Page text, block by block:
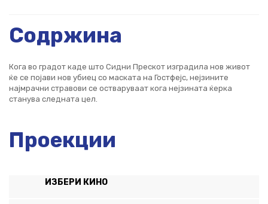
Содржина
Кога во градот каде што Сидни Прескот изградила нов живот
ќе се појави нов убиец со маската на Гостфејс, нејзините
најмрачни стравови се остваруваат кога нејзината ќерка
станува следната цел.
Проекции
ИЗБЕРИ КИНО